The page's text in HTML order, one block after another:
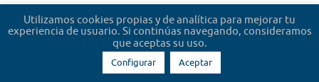
Utilizamos cookies propias y de analítica para mejorar tu
experiencia de usuario. Si continúas navegando, consideramos
que aceptas su uso.
Configurar Aceptar